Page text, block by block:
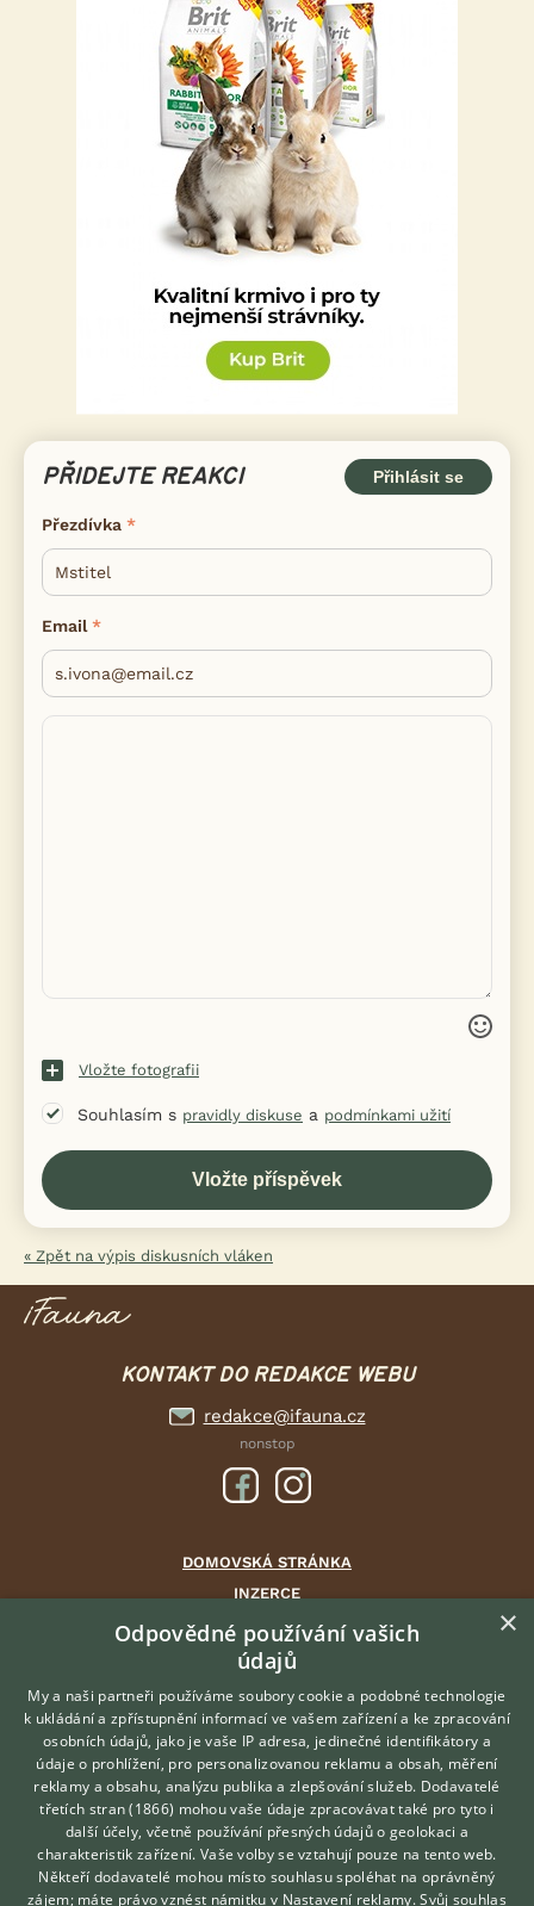
PŘIDEJTE REAKCI Přihlásit se
Přezdívka
Email
Vložte fotografii
Souhlasím s pravidly diskuse a podmínkami užití
« Zpět na výpis diskusních vláken
KONTAKT DO REDAKCE WEBU
redakce@ifauna.cz
nonstop
DOMOVSKÁ STRÁNKA
INZERCE
DISKUSE
ČLÁNKY
CHOVATELSKÉ STANICE
ATLAS
O nás
Kontakt
Možnosti zvýraznění inzerátů
Podmínky užití
Hledáte zvířecího kamaráda?
Zdarma vám poradí
VETERINÁŘ ONLINE
KONZULTOVAT S
×
Odpovědné používání vašich
údajů
My a naši partneři používáme soubory cookie a podobné technologie
k ukládání a zpřístupnění informací ve vašem zařízení a ke zpracování
osobních údajů, jako je vaše IP adresa, jedinečné identifikátory a
údaje o prohlížení, pro personalizovanou reklamu a obsah, měření
reklamy a obsahu, analýzu publika a zlepšování služeb. Dodavatelé
třetích stran (1866) mohou vaše údaje zpracovávat také pro tyto i
další účely, včetně používání přesných údajů o geolokaci a
charakteristik zařízení. Vaše volby se vztahují pouze na tento web.
Někteří dodavatelé mohou místo souhlasu spoléhat na oprávněný
zájem; máte právo vznést námitku v Nastavení reklamy. Svůj souhlas